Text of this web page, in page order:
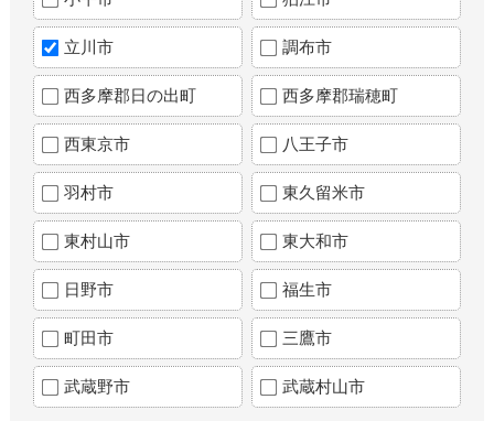
立川市 調布市
西多摩郡日の出町 西多摩郡瑞穂町
西東京市 八王子市
羽村市 東久留米市
東村山市 東大和市
日野市 福生市
町田市 三鷹市
武蔵野市 武蔵村山市